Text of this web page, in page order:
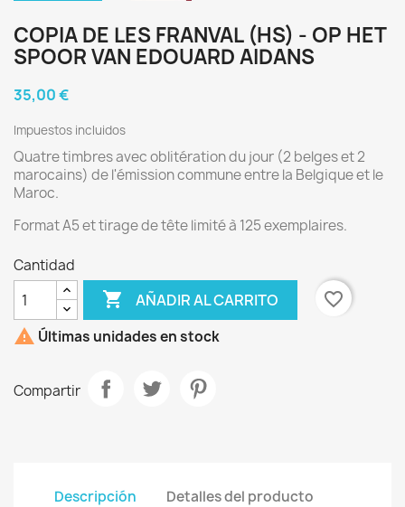
COPIA DE LES FRANVAL (HS) - OP HET
SPOOR VAN EDOUARD AIDANS
35,00 €
Impuestos incluidos
Quatre timbres avec oblitération du jour (2 belges et 2
marocains) de l'émission commune entre la Belgique et le
Maroc.
Format A5 et tirage de tête limité à 125 exemplaires.
Cantidad
 AÑADIR AL CARRITO
favorite_border
 Últimas unidades en stock
Compartir
Descripción Detalles del producto